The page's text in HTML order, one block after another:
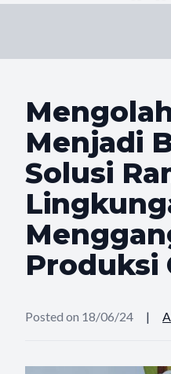
Menjadi
Solusi
Produksi
Posted on 18/06/24 |